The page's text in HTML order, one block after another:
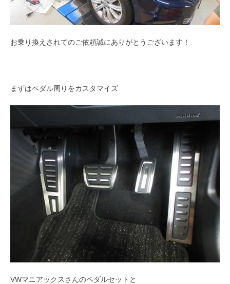
お乗り換えされてのご依頼誠にありがとうございます！
まずはペダル周りをカスタマイズ
VWマニアックスさんのペダルセットと